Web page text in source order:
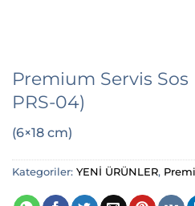
Premium Servis Sos
PRS-04)
(6×18 cm)
Kategoriler: YENİ ÜRÜNLER,